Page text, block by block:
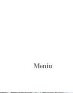
Meniu